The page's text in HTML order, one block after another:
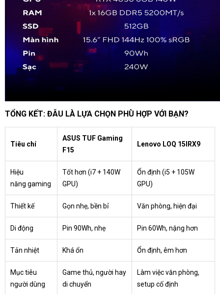
TỔNG KẾT: ĐÂU LÀ LỰA CHỌN PHÙ HỢP VỚI BẠN?
Tiêu chí
ASUS TUF Gaming
F15
Lenovo LOQ 15IRX9
Hiệu
năng gaming
Tốt hơn (i7 + 140W
GPU)
Ổn định (i5 + 105W
GPU)
Thiết kế Gọn nhẹ, bền bỉ Văn phòng, hiện đại
Di động Pin 90Wh, nhẹ Pin 60Wh, nặng hơn
Tản nhiệt Khá ổn Ổn định, êm hơn
Mục tiêu
người dùng
Game thủ, người hay
di chuyển
Làm việc văn phòng,
setup cố định